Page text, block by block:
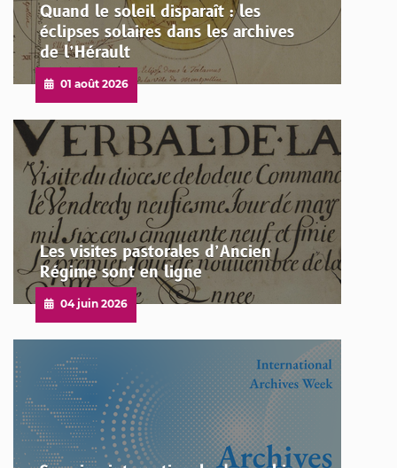
Quand le soleil disparaît : les
éclipses solaires dans les archives
de l’Hérault
Publié
le
01 août 2026
Les visites pastorales d’Ancien
Régime sont en ligne
Publié
le
04 juin 2026